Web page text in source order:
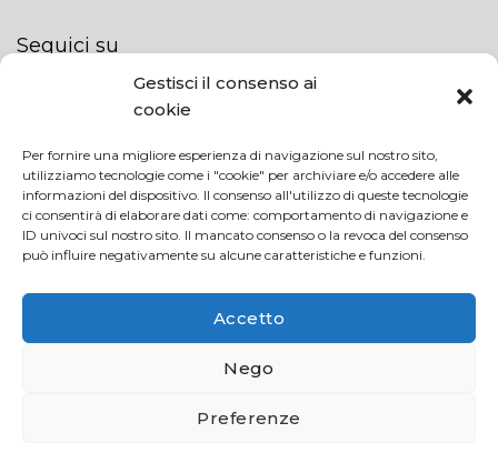
Gestisci il consenso ai
cookie
Per fornire una migliore esperienza di navigazione sul nostro sito,
utilizziamo tecnologie come i "cookie" per archiviare e/o accedere alle
informazioni del dispositivo. Il consenso all'utilizzo di queste tecnologie
ci consentirà di elaborare dati come: comportamento di navigazione e
ID univoci sul nostro sito. Il mancato consenso o la revoca del consenso
può influire negativamente su alcune caratteristiche e funzioni.
Accetto
Nego
Preferenze
Seguici su
ISCRIVITI ALLA NEWSLETTER
Rimani sempre aggiornato iscrivendoti alla
newsletter
NEWSLETTER
Acconsento al trattamento dei miei dati personali
If